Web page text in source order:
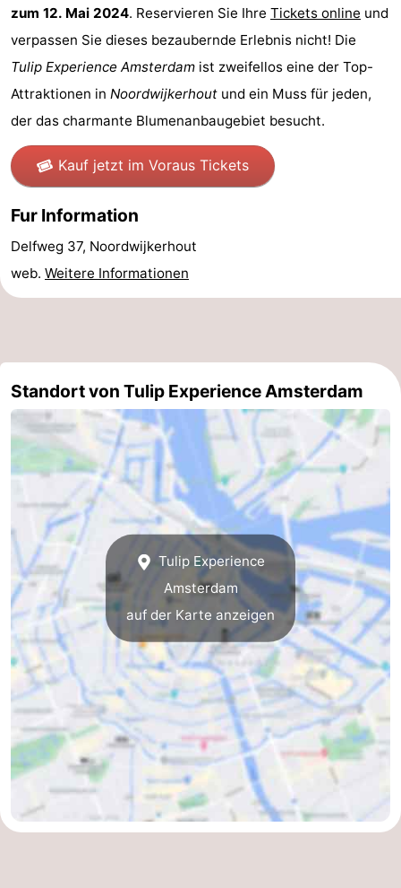
Coffeeshops
Homohauptstadt
Rotlichtviertel
Geschichte
der
Plätze
Parks
Umgebung
-
Nordholland
-
Südholland
Praktisch
Forum
Reisebuchshop
Őffentliche
Verkehr
Route
Hauptbahnhof
Schiphol
Eindhoven
Parken
zum 12. Mai 2024. Reservieren Sie Ihre Tickets online und
verpassen Sie dieses bezaubernde Erlebnis nicht! Die
Tulip Experience Amsterdam ist zweifellos eine der Top-
Attraktionen in Noordwijkerhout und ein Muss für jeden,
der das charmante Blumenanbaugebiet besucht.
Kauf jetzt im Voraus Tickets
Fur Information
Delfweg 37, Noordwijkerhout
web. Weitere Informationen
Standort von Tulip Experience Amsterdam
Tulip Experience
Amsterdam
auf der Karte anzeigen